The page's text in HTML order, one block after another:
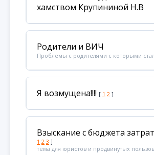
хамством Крупининой Н.В
Родители и ВИЧ
Проблемы с родителями с которыми
Я возмущена!!!! [ 1 2 ]
Взыскание с бюджета
1 2 3 ]
тема для юристов и продвинутых